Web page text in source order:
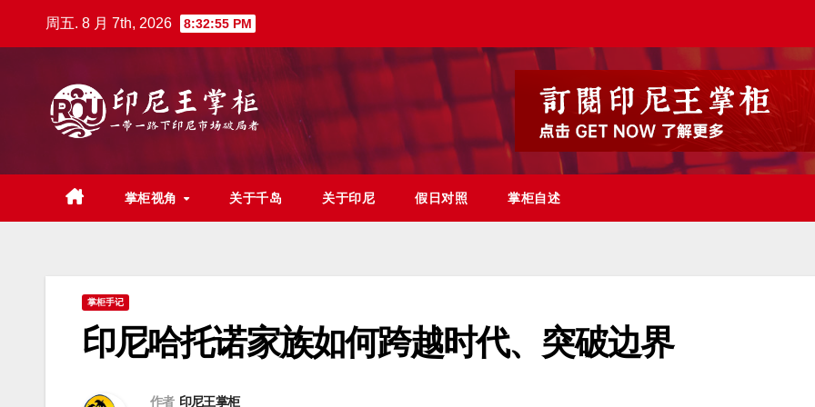
周五. 8 月 7th, 2026 8:32:56 PM
掌柜视角 关于千岛 关于印尼 假日对照 掌柜自述
掌柜手记
印尼哈托诺家族如何跨越时代、突破边界
作者 印尼王掌柜